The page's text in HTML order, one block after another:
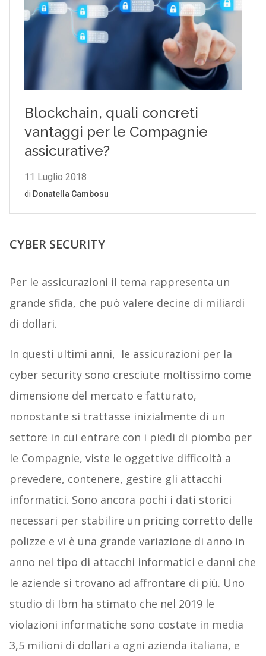
CYBER SECURITY
Per le assicurazioni il tema rappresenta un
grande sfida, che può valere decine di miliardi
di dollari.
In questi ultimi anni, le assicurazioni per la
cyber security sono cresciute moltissimo come
dimensione del mercato e fatturato,
nonostante si trattasse inizialmente di un
settore in cui entrare con i piedi di piombo per
le Compagnie, viste le oggettive difficoltà a
prevedere, contenere, gestire gli attacchi
informatici. Sono ancora pochi i dati storici
necessari per stabilire un pricing corretto delle
polizze e vi è una grande variazione di anno in
anno nel tipo di attacchi informatici e danni che
le aziende si trovano ad affrontare di più. Uno
studio di Ibm ha stimato che nel 2019 le
violazioni informatiche sono costate in media
3,5 milioni di dollari a ogni azienda italiana, e